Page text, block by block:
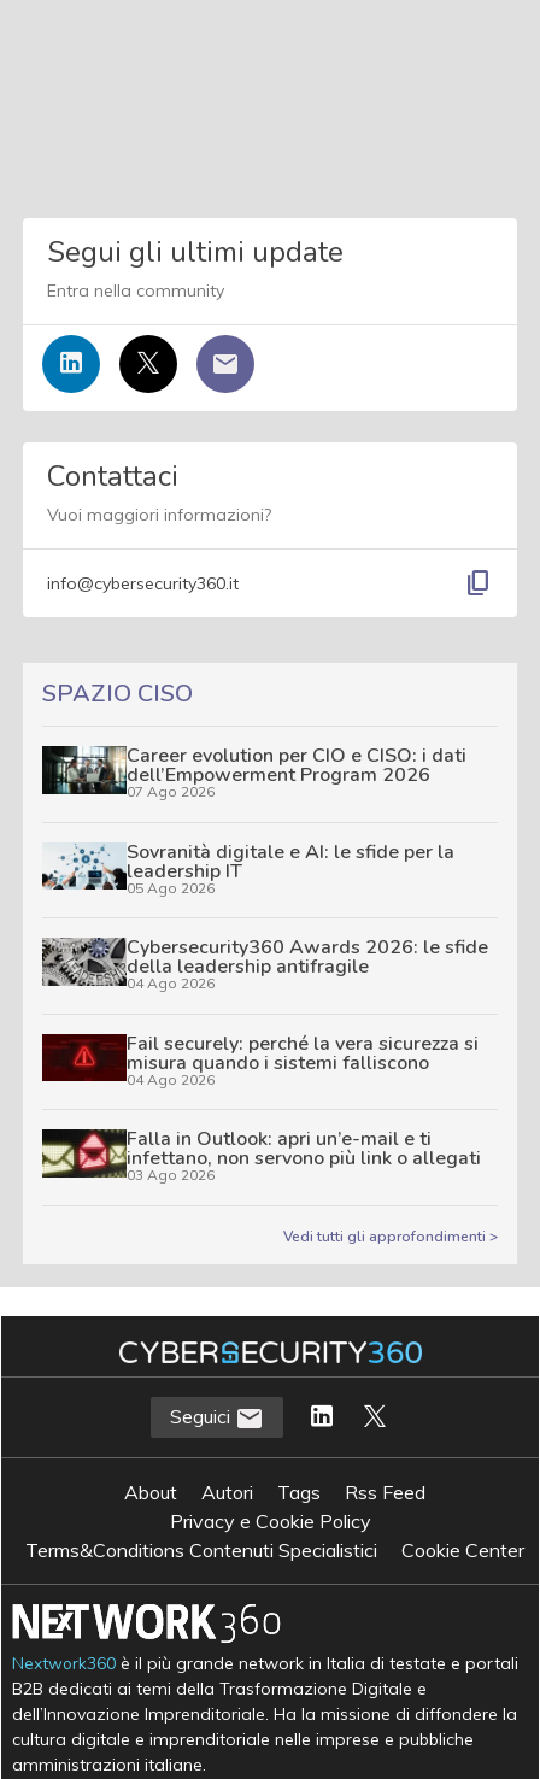
Segui gli ultimi update
Entra nella community
Contattaci
Vuoi maggiori informazioni?
info@cybersecurity360.it content_copy
SPAZIO CISO
Career evolution per CIO e CISO: i dati
dell’Empowerment Program 2026
07 Ago 2026
Sovranità digitale e AI: le sfide per la
leadership IT
05 Ago 2026
Cybersecurity360 Awards 2026: le sfide
della leadership antifragile
04 Ago 2026
Fail securely: perché la vera sicurezza si
misura quando i sistemi falliscono
04 Ago 2026
Falla in Outlook: apri un’e-mail e ti
infettano, non servono più link o allegati
03 Ago 2026
Vedi tutti gli approfondimenti >
Seguici
About Autori Tags
Rss Feed
Privacy e Cookie Policy
Terms&Conditions Contenuti Specialistici
Cookie Center
Nextwork360 è il più grande network in Italia di testate e portali
B2B dedicati ai temi della Trasformazione Digitale e
dell’Innovazione Imprenditoriale. Ha la missione di diffondere la
cultura digitale e imprenditoriale nelle imprese e pubbliche
amministrazioni italiane.